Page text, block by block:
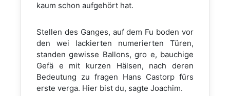
kaum schon aufgehört hat.
Stellen des Ganges, auf dem Fu boden vor
den wei lackierten numerierten Türen,
standen gewisse Ballons, gro e, bauchige
Gefä e mit kurzen Hälsen, nach deren
Bedeutung zu fragen Hans Castorp fürs
erste verga. Hier bist du, sagte Joachim.